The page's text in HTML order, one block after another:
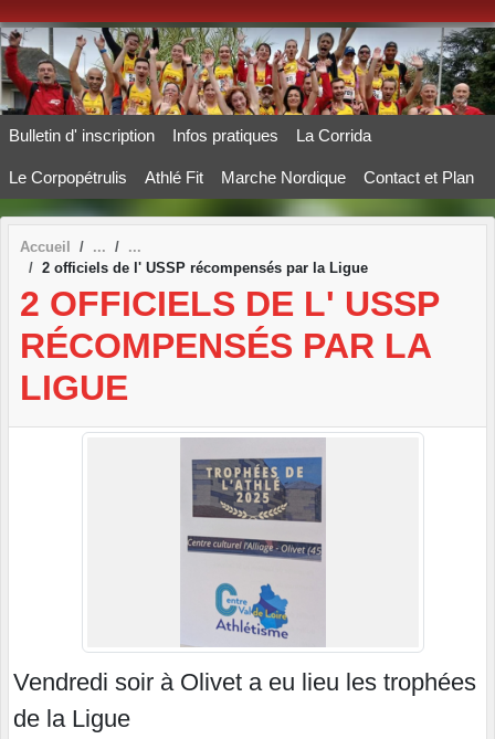
Bulletin d' inscription Infos pratiques La Corrida
Le Corpopétrulis Athlé Fit Marche Nordique Contact et Plan
Accueil
2 officiels de l' USSP récompensés par la Ligue
2 OFFICIELS DE L' USSP
RÉCOMPENSÉS PAR LA
LIGUE
Vendredi soir à Olivet a eu lieu les trophées
de la Ligue